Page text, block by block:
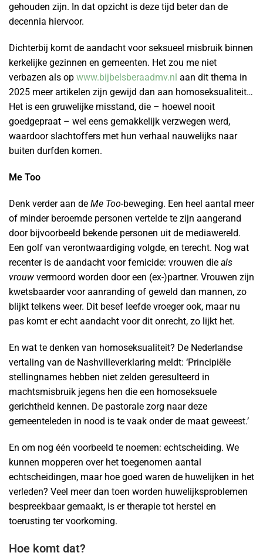
gehouden zijn. In dat opzicht is deze tijd beter dan de
decennia hiervoor.
Dichterbij komt de aandacht voor seksueel misbruik binnen
kerkelijke gezinnen en gemeenten. Het zou me niet
verbazen als op www.bijbelsberaadmv.nl aan dit thema in
2025 meer artikelen zijn gewijd dan aan homoseksualiteit…
Het is een gruwelijke misstand, die – hoewel nooit
goedgepraat – wel eens gemakkelijk verzwegen werd,
waardoor slachtoffers met hun verhaal nauwelijks naar
buiten durfden komen.
Me Too
Denk verder aan de Me Too-beweging. Een heel aantal meer
of minder beroemde personen vertelde te zijn aangerand
door bijvoorbeeld bekende personen uit de mediawereld.
Een golf van verontwaardiging volgde, en terecht. Nog wat
recenter is de aandacht voor femicide: vrouwen die als
vrouw vermoord worden door een (ex-)partner. Vrouwen zijn
kwetsbaarder voor aanranding of geweld dan mannen, zo
blijkt telkens weer. Dit besef leefde vroeger ook, maar nu
pas komt er echt aandacht voor dit onrecht, zo lijkt het.
En wat te denken van homoseksualiteit? De Nederlandse
vertaling van de Nashvilleverklaring meldt: ‘Principiële
stellingnames hebben niet zelden geresulteerd in
machtsmisbruik jegens hen die een homoseksuele
gerichtheid kennen. De pastorale zorg naar deze
gemeenteleden in nood is te vaak onder de maat geweest.’
En om nog één voorbeeld te noemen: echtscheiding. We
kunnen mopperen over het toegenomen aantal
echtscheidingen, maar hoe goed waren de huwelijken in het
verleden? Veel meer dan toen worden huwelijksproblemen
bespreekbaar gemaakt, is er therapie tot herstel en
toerusting ter voorkoming.
Hoe komt dat?